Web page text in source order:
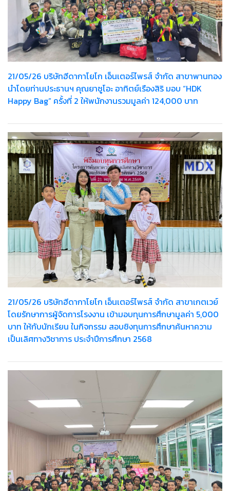
21/05/26 บริษัทฮีดากาโยโก เอ็นเตอร์ไพรส์ จำกัด สาขาพานทอง
นำโดยท่านประธานฯ คุณยาซูโอะ อาทิตย์เรืองสิริ มอบ “HDK
Happy Bag” ครั้งที่ 2 ให้พนักงานรวมมูลค่า 124,000 บาท
21/05/26 บริษัทฮีดากาโยโก เอ็นเตอร์ไพรส์ จำกัด สาขาเกตเวย์
โดยรักษาการผู้จัดการโรงงาน เข้ามอบทุนการศึกษามูลค่า 5,000
บาท ให้กับนักเรียน ในกิจกรรม สอบชิงทุนการศึกษาค้นหาความ
เป็นเลิศทางวิชาการ ประจำปีการศึกษา 2568